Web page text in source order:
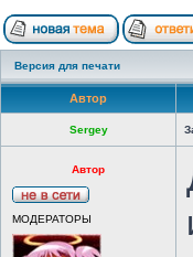
Версия для печати
Автор
Sergey
Автор
МОДЕРАТОРЫ